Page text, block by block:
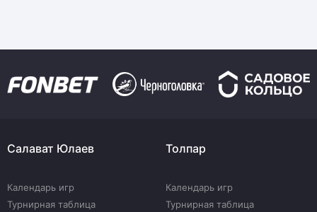
Салават Юлаев
Календарь игр
Турнирная таблица
Толпар
Календарь игр
Турнирная таблица